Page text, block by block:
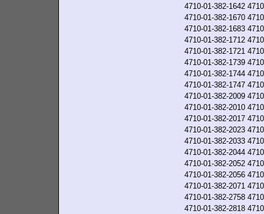
4710-01-382-1642
4710-01-382-1670
4710-01-382-1683
4710-01-382-1712
4710-01-382-1721
4710-01-382-1739
4710-01-382-1744
4710-01-382-1747
4710-01-382-2009
4710-01-382-2010
4710-01-382-2017
4710-01-382-2023
4710-01-382-2033
4710-01-382-2044
4710-01-382-2052
4710-01-382-2056
4710-01-382-2071
4710-01-382-2758
4710-01-382-2818